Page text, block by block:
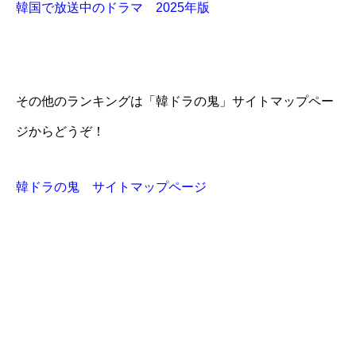
韓国で放送中のドラマ 2025年版
その他のランキングは「韓ドラの鬼」サイトマップペー
ジからどうぞ！
韓ドラの鬼 サイトマップページ